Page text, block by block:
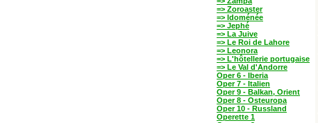
=> Zoroaster
=> Idoménée
=> Jephé
=> La Juive
=> Le Roi de Lahore
=> Leonora
=> L'hôtellerie portugaise
=> Le Val d'Andorre
Oper 6 - Iberia
Oper 7 - Italien
Oper 9 - Balkan, Orient
Oper 8 - Osteuropa
Oper 10 - Russland
Operette 1